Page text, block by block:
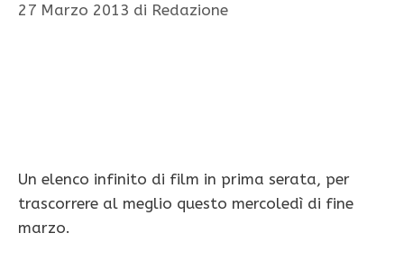
27 Marzo 2013 di Redazione
Un elenco infinito di film in prima serata, per
trascorrere al meglio questo mercoledì di fine
marzo.